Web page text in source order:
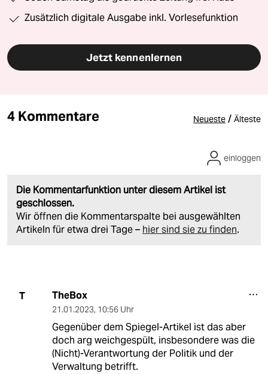
Zusätzlich digitale Ausgabe inkl. Vorlesefunktion
Jetzt kennenlernen
4 Kommentare Neueste / Älteste
Die Kommentarfunktion unter diesem Artikel ist
geschlossen.
Wir öffnen die Kommentarspalte bei ausgewählten
Artikeln für etwa drei Tage – hier sind sie zu finden.
einloggen
T TheBox
21.01.2023, 10:56 Uhr
Gegenüber dem Spiegel-Artikel ist das aber
doch arg weichgespült, insbesondere was die
(Nicht)-Verantwortung der Politik und der
Verwaltung betrifft.